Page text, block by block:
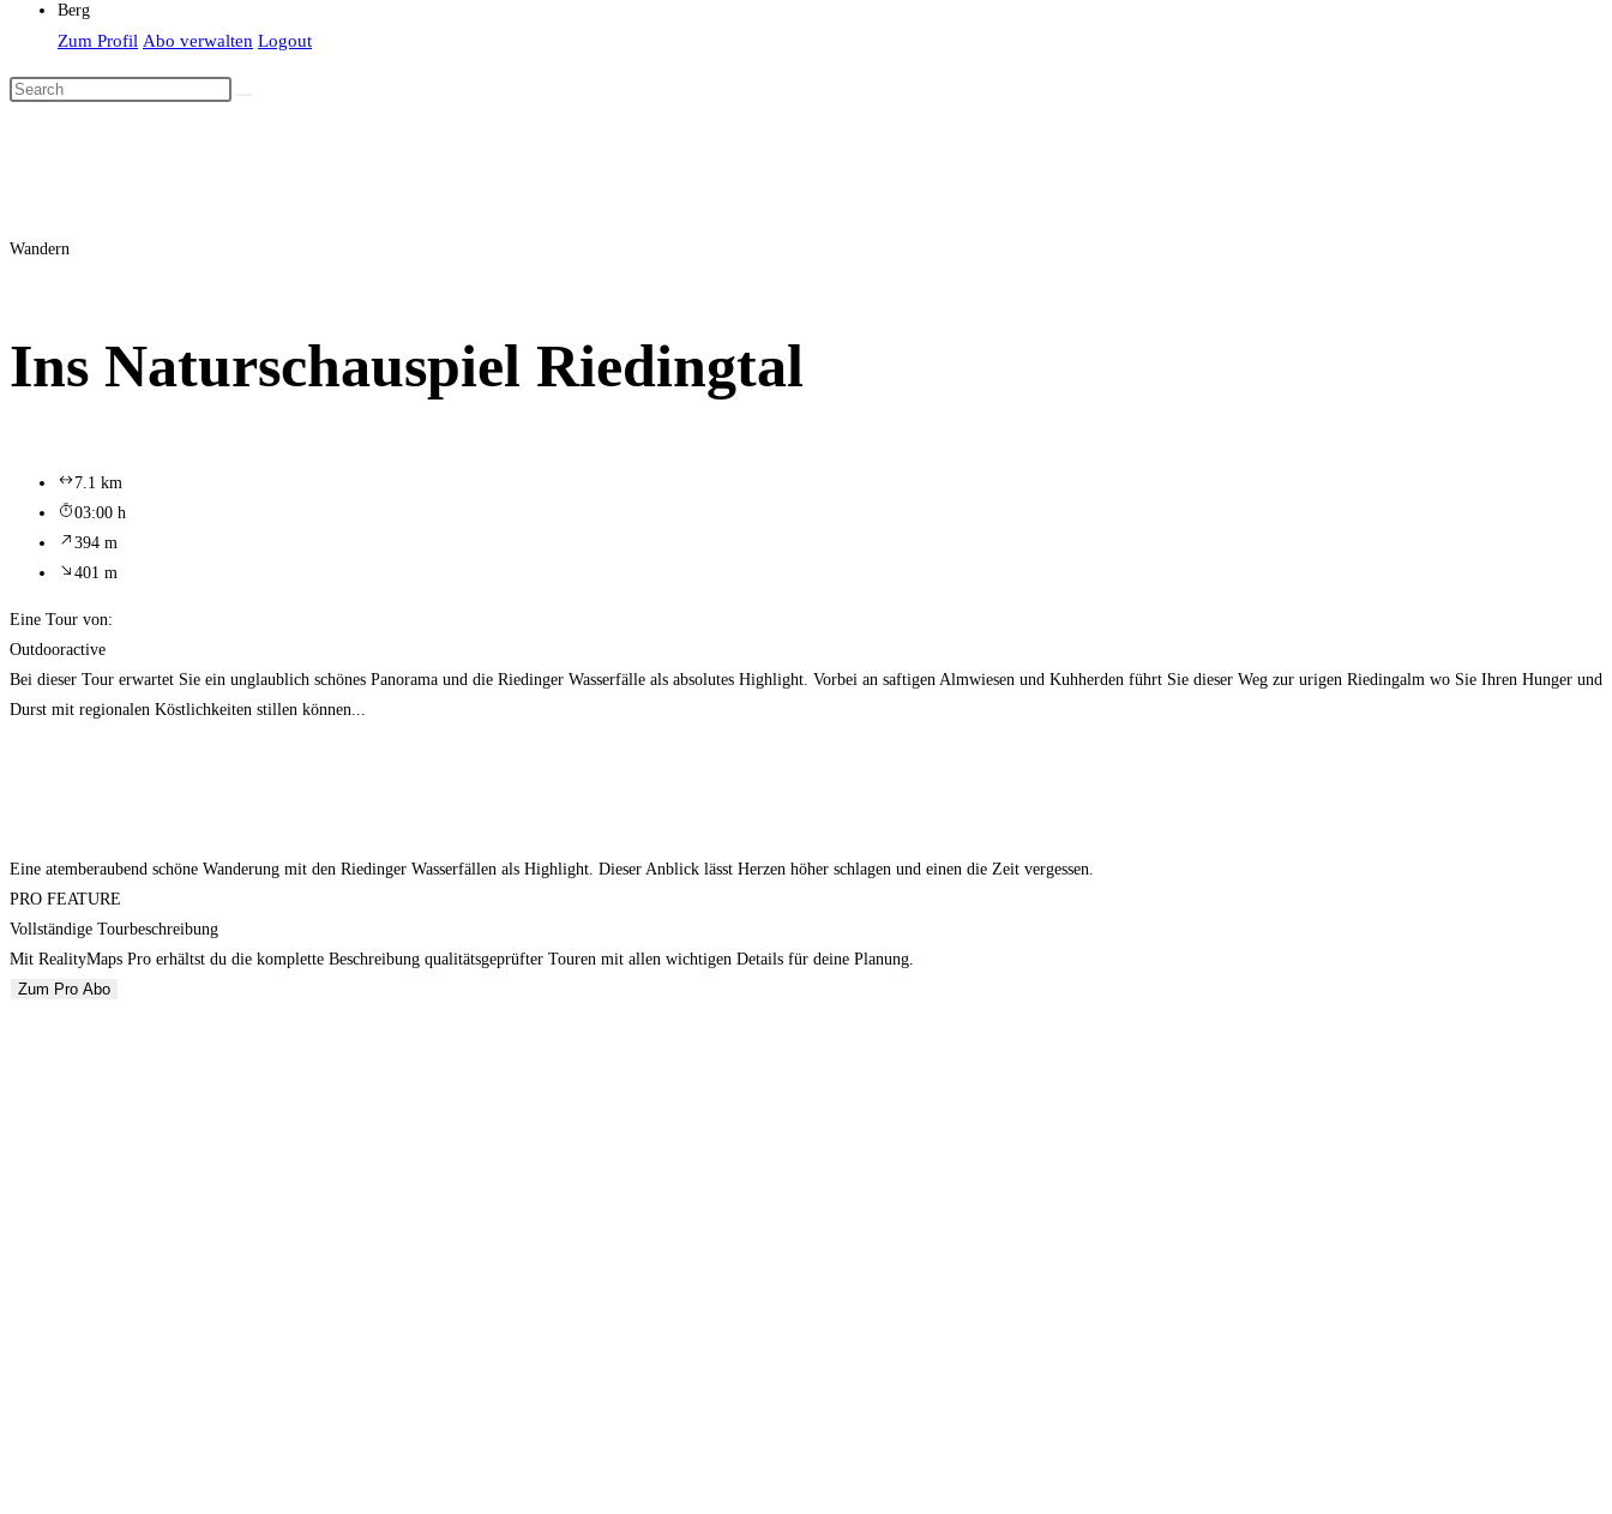
Berg
Zum Profil Abo verwalten Logout
Wandern
Ins Naturschauspiel Riedingtal
7.1 km
03:00 h
394 m
401 m
Eine Tour von:
Outdooractive
Bei dieser Tour erwartet Sie ein unglaublich schönes Panorama und die Riedinger Wasserfälle als absolutes Highlight. Vorbei an saftigen Almwiesen und Kuhherden führt Sie dieser Weg zur urigen Riedingalm wo Sie Ihren Hunger und
Durst mit regionalen Köstlichkeiten stillen können...
Eine atemberaubend schöne Wanderung mit den Riedinger Wasserfällen als Highlight. Dieser Anblick lässt Herzen höher schlagen und einen die Zeit vergessen.
PRO FEATURE
Vollständige Tourbeschreibung
Mit RealityMaps Pro erhältst du die komplette Beschreibung qualitätsgeprüfter Touren mit allen wichtigen Details für deine Planung.
Zum Pro Abo